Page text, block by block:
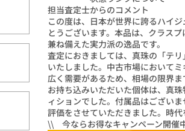
担当査定士からのコメント
この度は、日本が世界に誇るハイ
とうございます。本品は、クラス
兼ね備えた実力派の逸品です。
査定におきましては、真珠の「テ
いたしました。中古市場において
広く需要があるため、相場の限界ま
お持ち込みいただいた個体は、真
ィションでした。付属品はござい
評価をさせていただきました。時
\\ 今ならお得なキャンペーン開